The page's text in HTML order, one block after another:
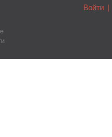
Войти